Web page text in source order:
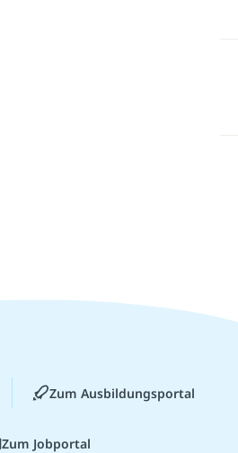
Zum Ausbildungsportal
Zum Jobportal